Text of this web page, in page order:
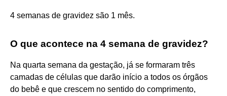
4 semanas de gravidez são 1 mês.
O que acontece na 4 semana de gravidez?
Na quarta semana da gestação, já se formaram três
camadas de células que darão início a todos os órgãos
do bebê e que crescem no sentido do comprimento,